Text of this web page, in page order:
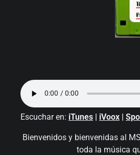
Escuchar en: iTunes | iVoox |
Bienvenidos y bienvenidas al
toda la música